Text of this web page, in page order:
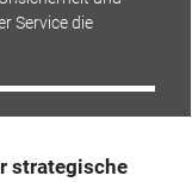
Service die
strategische